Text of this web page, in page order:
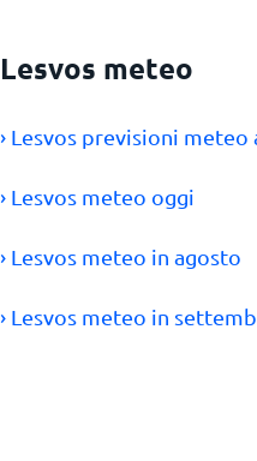
Lesvos meteo
› Lesvos previsioni meteo
› Lesvos meteo oggi
› Lesvos meteo in agosto
› Lesvos meteo in